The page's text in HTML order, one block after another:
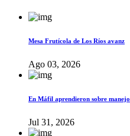
Mesa Frutícola de Los Ríos avanz
Ago 03, 2026
En Máfil aprendieron sobre manejo
Jul 31, 2026